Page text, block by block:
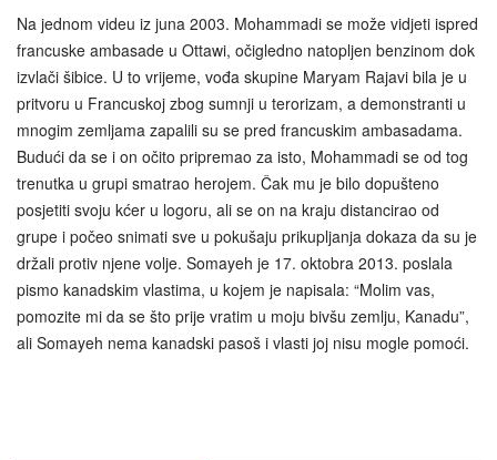
Na jednom videu iz juna 2003. Mohammadi se može vidjeti ispred
francuske ambasade u Ottawi, očigledno natopljen benzinom dok
izvlači šibice. U to vrijeme, vođa skupine Maryam Rajavi bila je u
pritvoru u Francuskoj zbog sumnji u terorizam, a demonstranti u
mnogim zemljama zapalili su se pred francuskim ambasadama.
Budući da se i on očito pripremao za isto, Mohammadi se od tog
trenutka u grupi smatrao herojem. Čak mu je bilo dopušteno
posjetiti svoju kćer u logoru, ali se on na kraju distancirao od
grupe i počeo snimati sve u pokušaju prikupljanja dokaza da su je
držali protiv njene volje. Somayeh je 17. oktobra 2013. poslala
pismo kanadskim vlastima, u kojem je napisala: “Molim vas,
pomozite mi da se što prije vratim u moju bivšu zemlju, Kanadu”,
ali Somayeh nema kanadski pasoš i vlasti joj nisu mogle pomoći.